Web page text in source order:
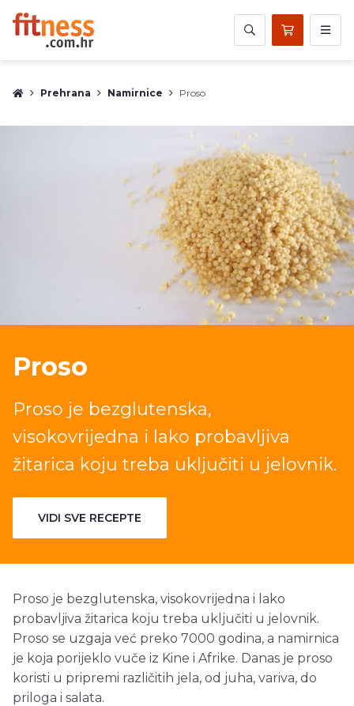
Prehrana Namirnice Proso
Proso
Proso je bezglutenska,
visokovrijedna i lako probavljiva
žitarica koju treba uključiti u jelovnik.
VIDI SVE RECEPTE
Proso je bezglutenska, visokovrijedna i lako
probavljiva žitarica koju treba uključiti u jelovnik.
Proso se uzgaja već preko 7000 godina, a namirnica
je koja porijeklo vuče iz Kine i Afrike. Danas je proso
koristi u pripremi različitih jela, od juha, variva, do
priloga i salata.